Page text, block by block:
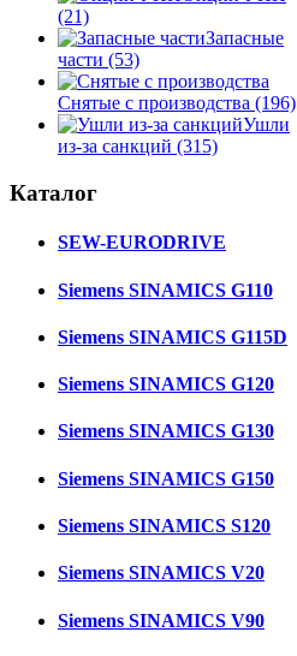
(21)
Запасные
части (53)
Снятые с производства (196)
Ушли
из-за санкций (315)
Каталог
SEW-EURODRIVE
Siemens SINAMICS G110
Siemens SINAMICS G115D
Siemens SINAMICS G120
Siemens SINAMICS G130
Siemens SINAMICS G150
Siemens SINAMICS S120
Siemens SINAMICS V20
Siemens SINAMICS V90